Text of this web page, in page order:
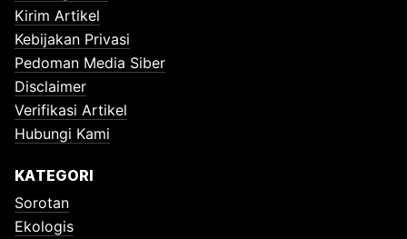
Kirim Artikel
Kebijakan Privasi
Pedoman Media Siber
Disclaimer
Verifikasi Artikel
Hubungi Kami
KATEGORI
Sorotan
Ekologis